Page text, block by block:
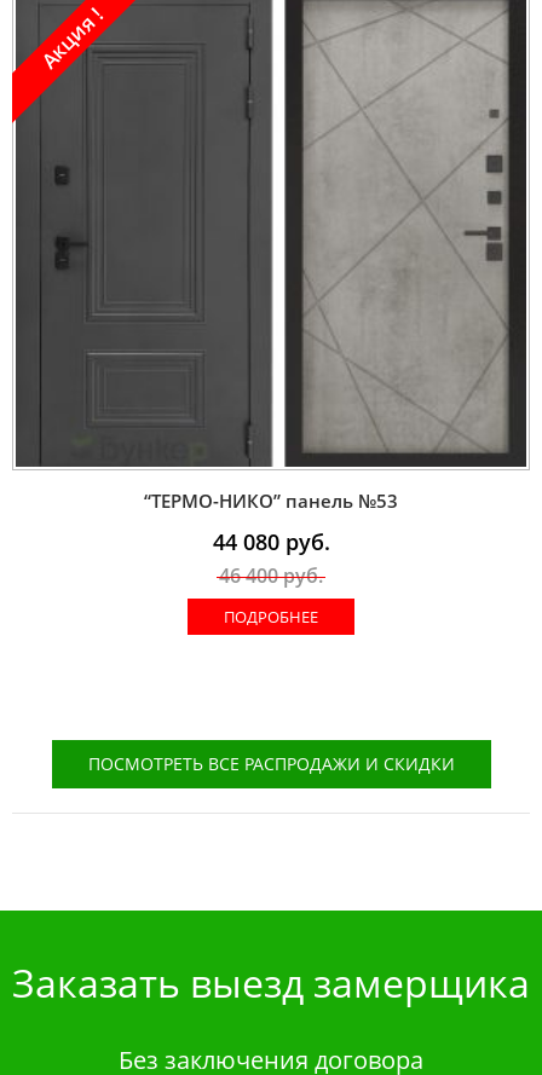
Акция !
“ТЕРМО-НИКО” панель №53
44 080руб.
46 400руб.
ПОДРОБНЕЕ
ПОСМОТРЕТЬ ВСЕ РАСПРОДАЖИ И СКИДКИ
Заказать выезд замерщика
Без заключения договора